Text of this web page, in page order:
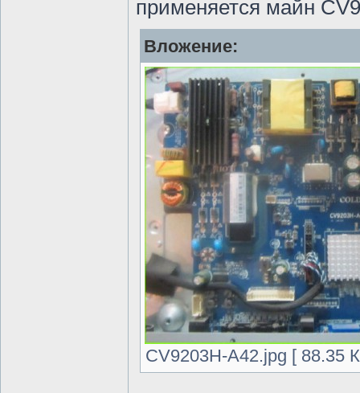
применяется майн
Вложение:
CV9203H-A42.jpg [ 88.35